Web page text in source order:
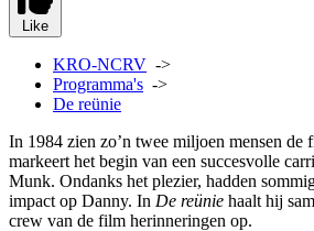
Like
KRO-NCRV ->
Programma's ->
De reünie
In 1984 zien zo’n twee miljoen mensen de
markeert het begin van een succesvolle
Munk. Ondanks het plezier, hadden
impact op Danny. In De reünie haalt hij
crew van de film herinneringen op.